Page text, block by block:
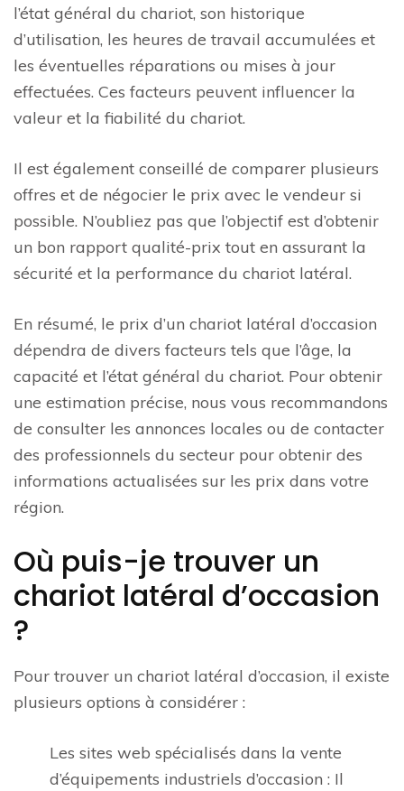
l’état général du chariot, son historique
d’utilisation, les heures de travail accumulées et
les éventuelles réparations ou mises à jour
effectuées. Ces facteurs peuvent influencer la
valeur et la fiabilité du chariot.
Il est également conseillé de comparer plusieurs
offres et de négocier le prix avec le vendeur si
possible. N’oubliez pas que l’objectif est d’obtenir
un bon rapport qualité-prix tout en assurant la
sécurité et la performance du chariot latéral.
En résumé, le prix d’un chariot latéral d’occasion
dépendra de divers facteurs tels que l’âge, la
capacité et l’état général du chariot. Pour obtenir
une estimation précise, nous vous recommandons
de consulter les annonces locales ou de contacter
des professionnels du secteur pour obtenir des
informations actualisées sur les prix dans votre
région.
Où puis-je trouver un
chariot latéral d’occasion
?
Pour trouver un chariot latéral d’occasion, il existe
plusieurs options à considérer :
Les sites web spécialisés dans la vente
d’équipements industriels d’occasion : Il